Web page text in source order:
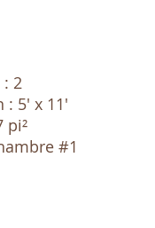
2
: 5' x 11'
pi²
#1